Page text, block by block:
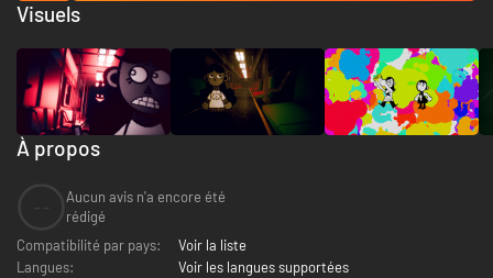
À propos
Aucun avis n'a encore été
rédigé
Compatibilité par pays:
Voir la liste
Langues:
Voir les langues supportées
Visuels